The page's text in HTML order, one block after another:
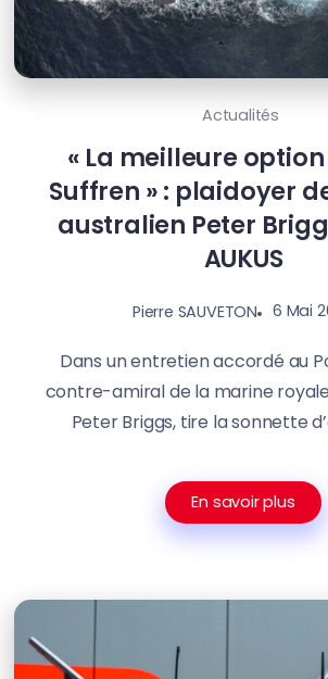
Actualités
« La meilleure
Suffren » : plaidoyer
australien Peter
AUKUS
Pierre SAUVETON 6 Mai
Dans un entretien accordé au
contre-amiral de la marine
Peter Briggs, tire la sonnette
En savoir plus